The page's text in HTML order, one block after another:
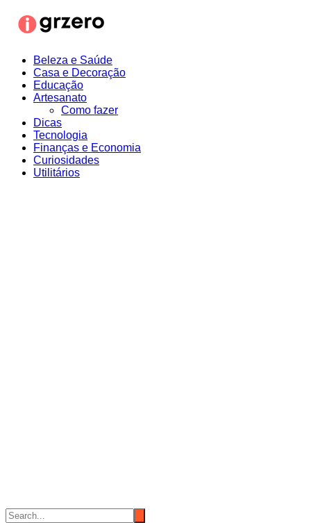
para
Beleza e Saúde
Casa e Decoração
Educação
Artesanato
Como fazer
Dicas
Tecnologia
Finanças e Economia
Curiosidades
Utilitários